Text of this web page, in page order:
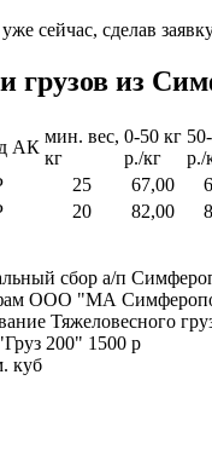
сейчас, сделав
грузов из
АК
мин. вес,
кг
0-50 кг
р./кг
р./
25 67,00
20 82,00
сбор а/п
ООО "МА
Тяжеловесного
200" 1500 р
куб